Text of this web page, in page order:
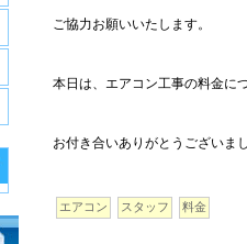
ご協力お願いいたします。
本日は、エアコン工事の料金に
お付き合いありがとうございまし
エアコン スタッフ 料金